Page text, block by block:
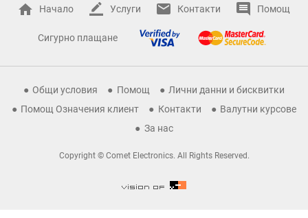
Начало Услуги Контакти Помощ
Сигурно плащане
Общи условия Помощ
Лични данни и бисквитки
Помощ Означения клиент
Контакти
Валутни курсове
За нас
Copyright © Comet Electronics. All Rights Reserved.